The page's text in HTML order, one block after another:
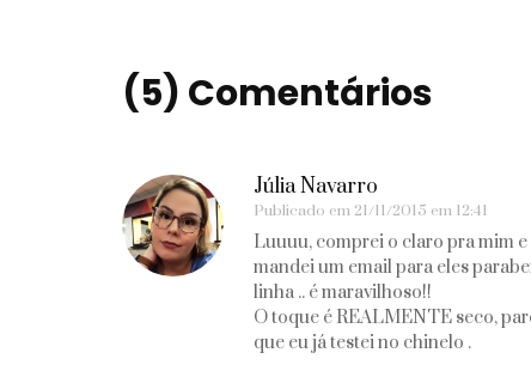
(5) Comentários
Júlia Navarro
Publicado em 21/11/2015 em 12:41
Luuuu, comprei o claro pra mim e
mandei um email para eles
linha .. é maravilhoso!!
O toque é REALMENTE seco,
que eu já testei no chinelo .